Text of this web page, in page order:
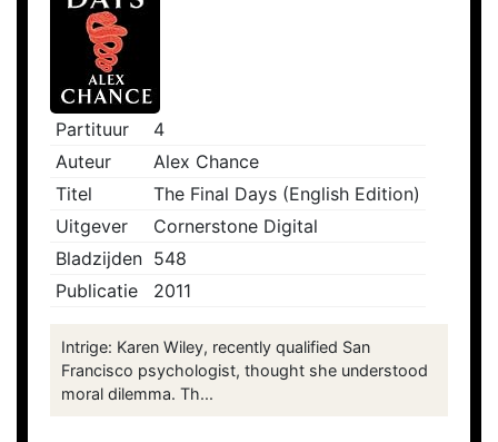
Partituur
4
Auteur
Alex Chance
Titel
The Final Days (English Edition)
Uitgever
Cornerstone Digital
Bladzijden 548
Publicatie
2011
Intrige: Karen Wiley, recently qualified San
Francisco psychologist, thought she understood
moral dilemma. Th...